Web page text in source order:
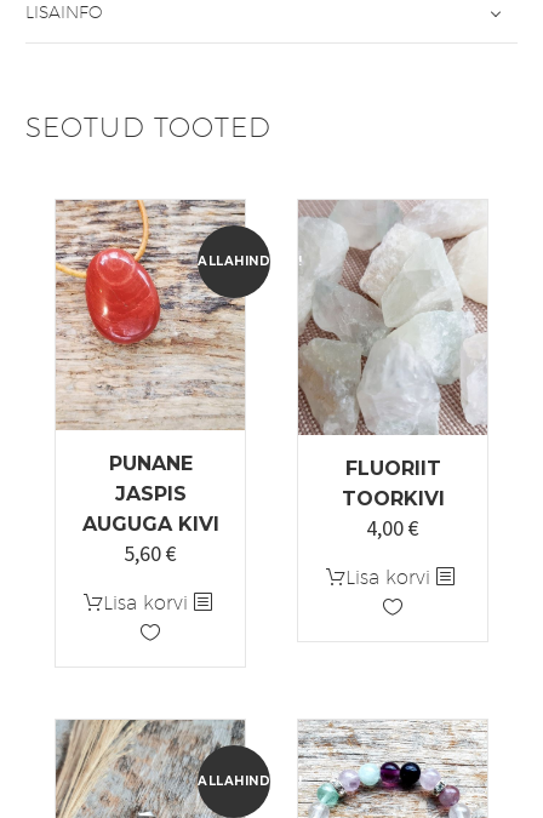
LISAINFO
SEOTUD TOOTED
ALLAHINDLUS!
PUNANE
JASPIS
AUGUGA KIVI
Algne
oli:
7,00 €.
5,60€Praegune
on:
Lisa korvi
FLUORIIT
TOORKIVI
4,00€
Lisa korvi
ALLAHINDLUS!